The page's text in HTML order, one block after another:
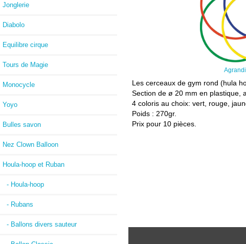
Jonglerie
Diabolo
Equilibre cirque
Tours de Magie
Monocycle
Yoyo
Bulles savon
Nez Clown Balloon
Houla-hoop et Ruban
- Houla-hoop
- Rubans
- Ballons divers sauteur
Les cerceaux de gym rond (hula
Section de ø 20 mm en plastique,
4 coloris au choix: vert, rouge,
Poids : 270gr.
Prix pour 10 pièces.